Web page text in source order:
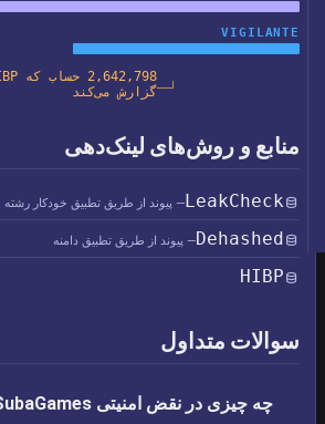
VIGILANTE
گزارش می‌کند
منابع و روش‌های لینک‌دهی
LeakCheck— پیوند از طریق تطبیق خودکار رشته
Dehashed— پیوند از طریق تطبیق دامنه
HIBP
سوالات متداول
چه چیزی در نقض امنیتی SubaGames فاش شد؟